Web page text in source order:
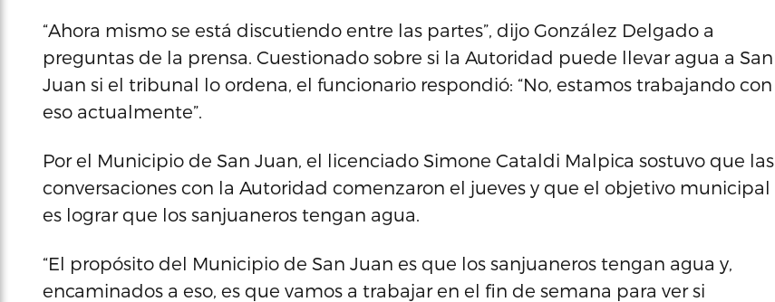
“Ahora mismo se está discutiendo entre las partes”, dijo González Delgado a
preguntas de la prensa. Cuestionado sobre si la Autoridad puede llevar agua a San
Juan si el tribunal lo ordena, el funcionario respondió: “No, estamos trabajando con
eso actualmente”.
Por el Municipio de San Juan, el licenciado Simone Cataldi Malpica sostuvo que las
conversaciones con la Autoridad comenzaron el jueves y que el objetivo municipal
es lograr que los sanjuaneros tengan agua.
“El propósito del Municipio de San Juan es que los sanjuaneros tengan agua y,
encaminados a eso, es que vamos a trabajar en el fin de semana para ver si